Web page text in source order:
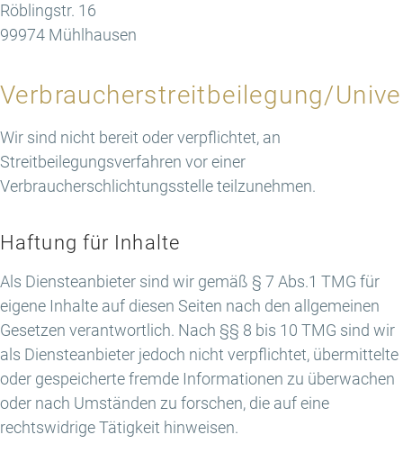
Röblingstr. 16
99974 Mühlhausen
Verbraucher­streit­beilegung/
Wir sind nicht bereit oder verpflichtet, an
Streitbeilegungsverfahren vor einer
Verbraucherschlichtungsstelle teilzunehmen.
Haftung für Inhalte
Als Diensteanbieter sind wir gemäß § 7 Abs.1 TMG für
eigene Inhalte auf diesen Seiten nach den allgemeinen
Gesetzen verantwortlich. Nach §§ 8 bis 10 TMG sind wir
als Diensteanbieter jedoch nicht verpflichtet, übermittelte
oder gespeicherte fremde Informationen zu überwachen
oder nach Umständen zu forschen, die auf eine
rechtswidrige Tätigkeit hinweisen.